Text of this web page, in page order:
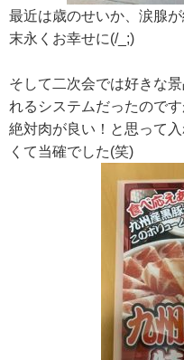
最近は歳のせいか、涙腺
末永くお幸せに(/_;)
そして二次会では好きな
れるシステムだったので
絶対肉が良い！と思って
くて当確でした(笑)